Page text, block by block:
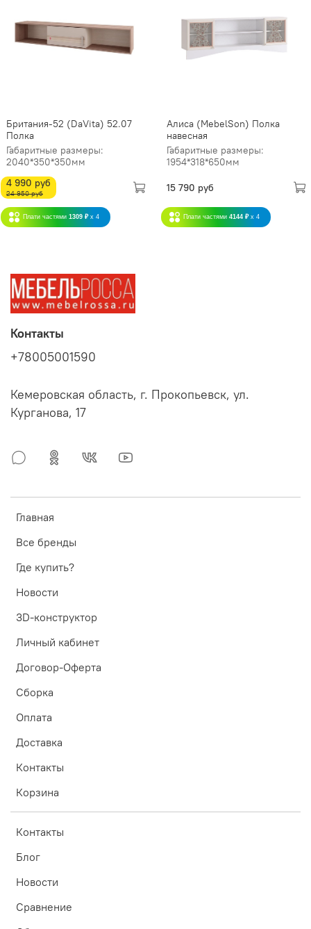
Британия-52 (DaVita) 52.07
Полка
Габаритные размеры:
2040*350*350мм
4 990 руб
24 950 руб
Плати частями 1309 ₽ x 4
Алиса (MebelSon) Полка
навесная
Габаритные размеры:
1954*318*650мм
15 790 руб
Плати частями 4144 ₽ x 4
Главная
Все бренды
Где купить?
Новости
3D-конструктор
Личный кабинет
Договор-Оферта
Сборка
Оплата
Доставка
Контакты
Корзина
Контакты
Блог
Новости
Сравнение
Контакты
+78005001590
Кемеровская область, г. Прокопьевск, ул.
Курганова, 17